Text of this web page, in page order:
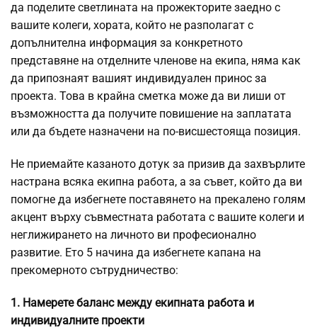
да поделите светлината на прожекторите заедно с
вашите колеги, хората, който не разполагат с
допълнителна информация за конкретното
представяне на отделните членове на екипа, няма как
да припознаят вашият индивидуален принос за
проекта. Това в крайна сметка може да ви лиши от
възможността да получите повишение на заплатата
или да бъдете назначени на по-висшестояща позиция.
Не приемайте казаното дотук за призив да захвърлите
настрана всяка екипна работа, а за съвет, който да ви
помогне да избегнете поставянето на прекалено голям
акцент върху съвместната работата с вашите колеги и
неглижирането на личното ви професионално
развитие. Ето 5 начина да избегнете капана на
прекомерното сътрудничество:
1. Намерете баланс между екипната работа и
индивидуалните проекти